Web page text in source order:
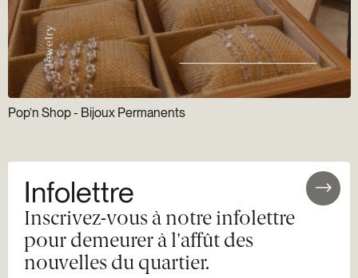
Pop’n Shop - Bijoux Permanents
Infolettre
Inscrivez-vous à notre infolettre
pour demeurer à l'affût des
nouvelles du quartier.